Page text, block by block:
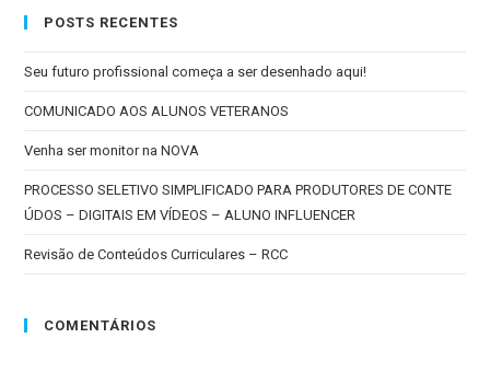
POSTS RECENTES
Seu futuro profissional começa a ser desenhado aqui!
COMUNICADO AOS ALUNOS VETERANOS
Venha ser monitor na NOVA
PROCESSO SELETIVO SIMPLIFICADO PARA PRODUTORES DE CONTE
ÚDOS – DIGITAIS EM VÍDEOS – ALUNO INFLUENCER
Revisão de Conteúdos Curriculares – RCC
COMENTÁRIOS